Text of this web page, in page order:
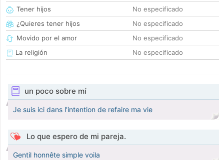
Tener hijos
No especificado
¿Quieres tener hijos
No especificado
Movido por el amor
No especificado
La religión
No especificado
un poco sobre mí
Je suis ici dans l'intention de refaire ma vie
Lo que espero de mi pareja.
Gentil honnête simple voila